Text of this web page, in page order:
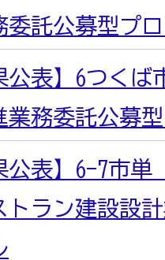
委託公募型プ
公表】6つく
業務委託公募
公表】6-7市
トラン建設設